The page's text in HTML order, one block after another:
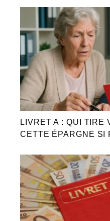
LIVRET A : QUI TIRE
CETTE ÉPARGNE SI